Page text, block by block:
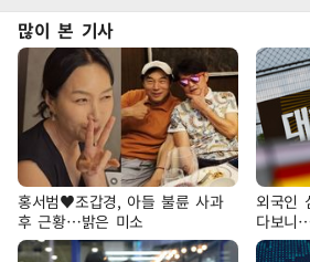
많이 본 기사
홍서범♥조갑경, 아들 불륜 사과
후 근황…밝은 미소
외국인
다보니